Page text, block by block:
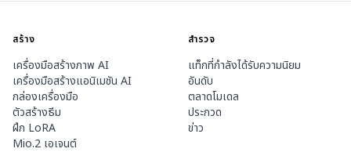
สร้าง
เครื่องมือสร้างภาพ AI
เครื่องมือสร้างแอนิเมชัน AI
กล่องเครื่องมือ
ตัวสร้างธีม
ฝึก LoRA
Mio.2 เอเจนต์
สำรวจ
แท็กที่กำลังได้รับความนิยม
อันดับ
ตลาดโมเดล
ประกวด
ข่าว